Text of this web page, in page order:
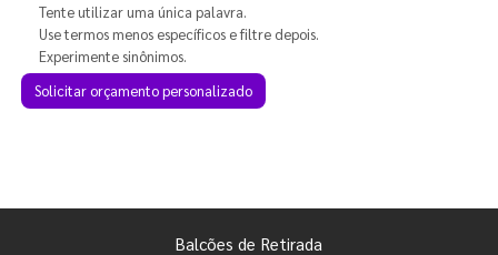
Tente utilizar uma única palavra.
Use termos menos específicos e filtre depois.
Experimente sinônimos.
Solicitar orçamento personalizado
Balcões de Retirada